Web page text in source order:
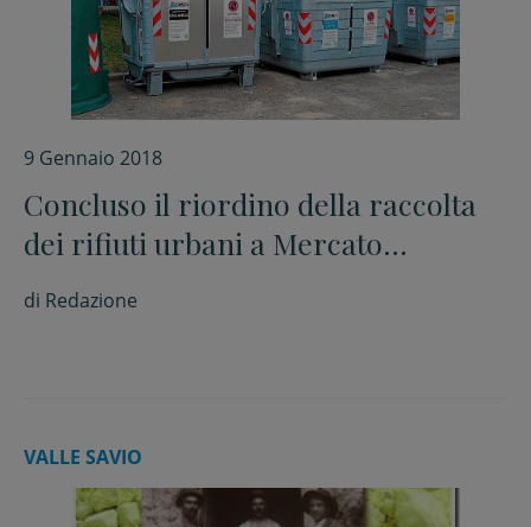
9 Gennaio 2018
Concluso il riordino della raccolta
dei rifiuti urbani a Mercato
Saraceno
di Redazione
VALLE SAVIO